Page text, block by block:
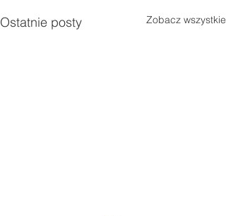
Ostatnie posty Zobacz wszystkie